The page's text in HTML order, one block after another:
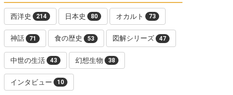
西洋史 214 日本史 80 オカルト 73
神話 71 食の歴史 53 図解シリーズ 47
中世の生活 43 幻想生物 38
インタビュー 10